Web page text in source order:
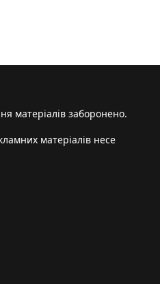
матеріалів заборонено.
матеріалів несе